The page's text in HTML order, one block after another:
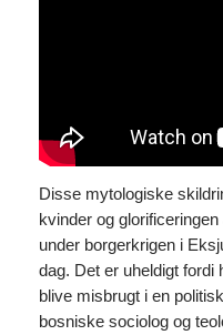
Disse mytologiske
kvinder og
under borgerkrigen i
dag. Det er uheldigt fordi
blive misbrugt i en
bosniske sociolog og